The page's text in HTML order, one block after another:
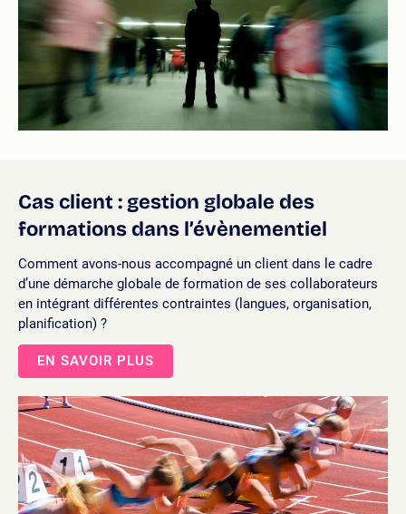
Cas client : gestion globale des
formations dans l’évènementiel
Comment avons-nous accompagné un client dans le cadre
d’une démarche globale de formation de ses collaborateurs
en intégrant différentes contraintes (langues, organisation,
planification) ?
EN SAVOIR PLUS